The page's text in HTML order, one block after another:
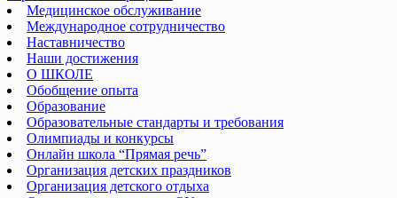
Медицинское обслуживание
Международное сотрудничество
Наставничество
Наши достижения
О ШКОЛЕ
Обобщение опыта
Образование
Образовательные стандарты и требования
Олимпиады и конкурсы
Онлайн школа “Прямая речь”
Организация детских праздников
Организация детского отдыха